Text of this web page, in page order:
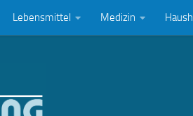
Lebensmittel Medizin